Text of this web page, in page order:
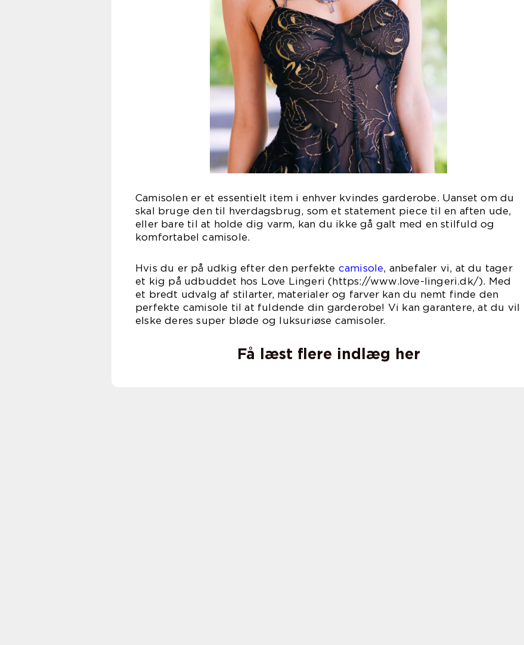
Camisolen er et essentielt item i enhver kvindes garderobe. Uanset om du
skal bruge den til hverdagsbrug, som et statement piece til en aften ude,
eller bare til at holde dig varm, kan du ikke gå galt med en stilfuld og
komfortabel camisole.
Hvis du er på udkig efter den perfekte camisole, anbefaler vi, at du tager
et kig på udbuddet hos Love Lingeri (https://www.love-lingeri.dk/). Med
et bredt udvalg af stilarter, materialer og farver kan du nemt finde den
perfekte camisole til at fuldende din garderobe! Vi kan garantere, at du vil
elske deres super bløde og luksuriøse camisoler.
Få læst flere indlæg her